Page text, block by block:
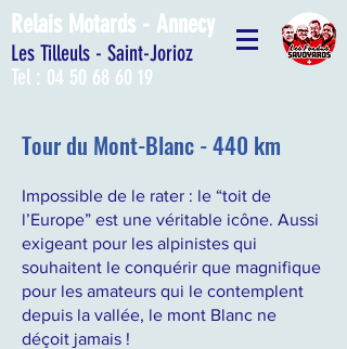
Relais Motards - Annecy
Les Tilleuls - Saint-Jorioz
Tel : 04 50 68 60 19
Tour du Mont-Blanc - 440 km
Impossible de le rater : le “toit de
l’Europe” est une véritable icône. Aussi
exigeant pour les alpinistes qui
souhaitent le conquérir que magnifique
pour les amateurs qui le contemplent
depuis la vallée, le mont Blanc ne
déçoit jamais !